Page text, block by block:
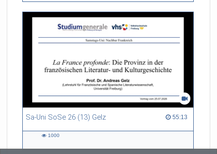
Sa-Uni SoSe 26 (13) Gelz 55:13
55:13 duration
1000